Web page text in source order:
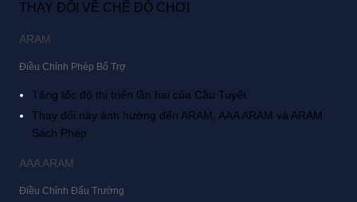
THAY ĐỔI VỀ CHẾ ĐỘ CHƠI
ARAM
Điều Chỉnh Phép Bổ Trợ
Tăng tốc độ thi triển lần hai của Cầu Tuyết.
Thay đổi này ảnh hưởng đến ARAM, AAA ARAM và ARAM
Sách Phép.
AAA ARAM
Điều Chỉnh Đấu Trường